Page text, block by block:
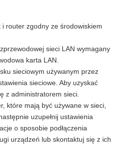
router zgodny ze środowiskiem
sieci LAN wymagany
karta LAN.
sieciowym używanym przez
sieciowe. Aby uzyskać
z administratorem sieci.
które mają być używane w sieci,
uzupełnij ustawienia
o sposobie podłączenia
urządzeń lub skontaktuj się z ich